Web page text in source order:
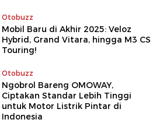
Otobuzz
Mobil Baru di Akhir 2025: Veloz
Hybrid, Grand Vitara, hingga M3 CS
Touring!
Otobuzz
Ngobrol Bareng OMOWAY,
Ciptakan Standar Lebih Tinggi
untuk Motor Listrik Pintar di
Indonesia